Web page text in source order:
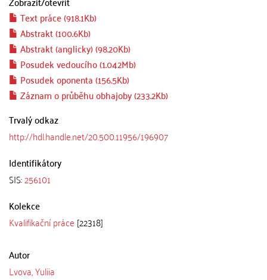
Text práce (918.1Kb)
Abstrakt (100.6Kb)
Abstrakt (anglicky) (98.20Kb)
Posudek vedoucího (1.042Mb)
Posudek oponenta (156.5Kb)
Záznam o průběhu obhajoby (233.2Kb)
Trvalý odkaz
http://hdl.handle.net/20.500.11956/196907
Identifikátory
SIS:256101
Kolekce
Kvalifikační práce [22318]
Autor
Lvova, Yuliia